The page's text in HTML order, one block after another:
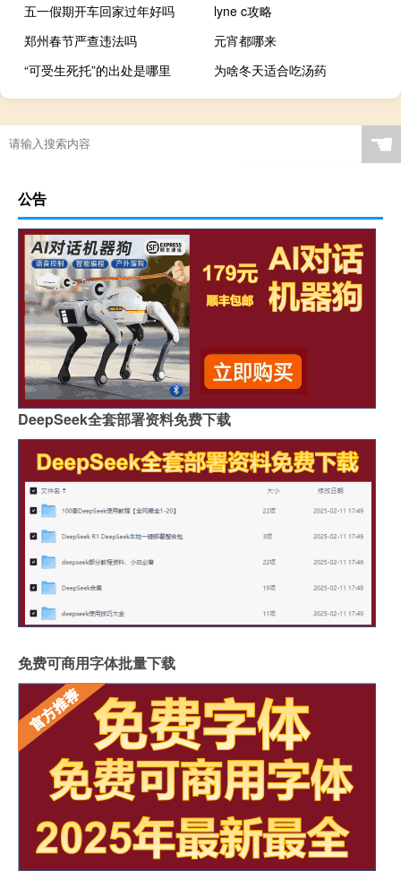
五一假期开车回家过年好吗
lyne c攻略
郑州春节严查违法吗
元宵都哪来
“可受生死托”的出处是哪里
为啥冬天适合吃汤药
☚
公告
DeepSeek全套部署资料免费下载
免费可商用字体批量下载